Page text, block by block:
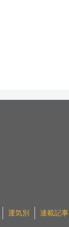
運気別 連載記事